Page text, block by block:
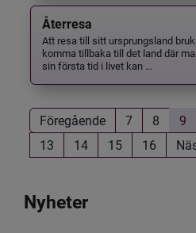
Återresa
Att resa till sitt ursprungsland
komma tillbaka till det land där
sin första tid i livet kan ...
Föregående 7 8 9
13
14 15 16
Nyheter